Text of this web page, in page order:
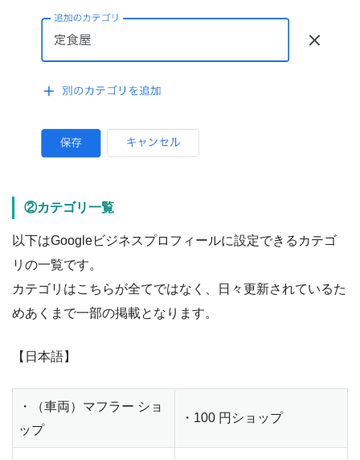
②カテゴリ一覧
以下はGoogleビジネスプロフィールに設定できるカテゴ
リの一覧です。
カテゴリはこちらが全てではなく、日々更新されているた
めあくまで一部の掲載となります。
【日本語】
・（車両）マフラー ショ
ップ
・100 円ショップ